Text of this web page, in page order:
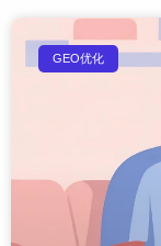
GEO优化